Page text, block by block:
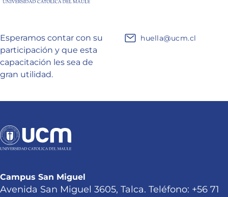
Esperamos contar con su
participación y que esta
capacitación les sea de
gran utilidad.
huella@ucm.cl
Campus San Miguel
Avenida San Miguel 3605, Talca. Teléfono: +56 71